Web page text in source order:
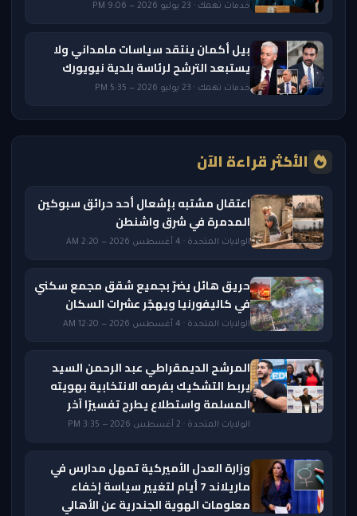
خدمات تهمك · 23 يوليو 2026 — 9:06 PM
بيل أكمان ينتقد سياسات مامداني ولا
يستبعد الترشح لرئاسة بلدية نيويورك
خدمات تهمك · 23 يوليو 2026 — 5:35 PM
الأكثر قراءة الآن
اعتقال مشتبه بإشعال أحد حرائق سبوكين
المدمرة في شرق واشنطن
الولايات المتحدة · 4 أغسطس 2026 — 2:20 AM
حريق هائل يضرّ بجميع شقق مجمع سكني
في كاليفورنيا ويهجّر عشرات السكان
الولايات المتحدة · 4 أغسطس 2026 — 12:20 AM
المرشح الديمقراطي عبد الرحمن السيد
يربط التشكيك بفرصه الانتخابية بهويته
المسلمة واستطلاع يطرح تفسيرًا آخر
الولايات المتحدة · 2 أغسطس 2026 — 3:35 PM
وزارة العدل الأميركية تمهل مدارس في
ماريلاند 7 أيام لتغيير سياسة إخفاء
معلومات الهوية الجندرية عن الأهالي